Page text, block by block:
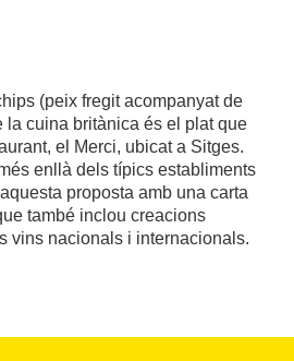
(peix fregit acompanyat de
la cuina britànica és el plat que
el Merci, ubicat a Sitges.
enllà dels típics establiments
proposta amb una carta
també inclou creacions
vins nacionals i internacionals.